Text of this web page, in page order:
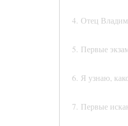
4. Отец
5. Первые
6. Я узнаю,
7. Первые